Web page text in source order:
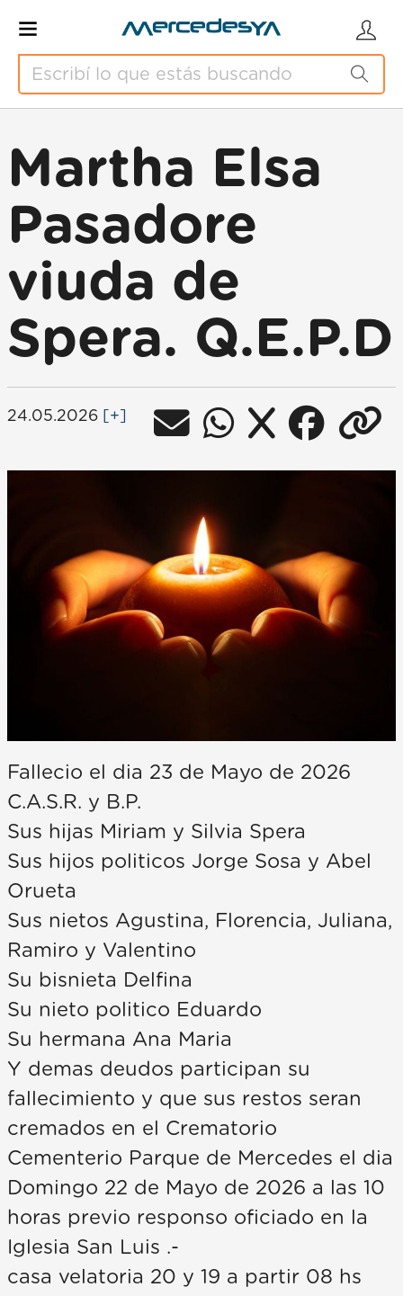
Martha Elsa
Pasadore
viuda de
Spera. Q.E.P.D
24.05.2026 [+]
Fallecio el dia 23 de Mayo de 2026
C.A.S.R. y B.P.
Sus hijas Miriam y Silvia Spera
Sus hijos politicos Jorge Sosa y Abel
Orueta
Sus nietos Agustina, Florencia, Juliana,
Ramiro y Valentino
Su bisnieta Delfina
Su nieto politico Eduardo
Su hermana Ana Maria
Y demas deudos participan su
fallecimiento y que sus restos seran
cremados en el Crematorio
Cementerio Parque de Mercedes el dia
Domingo 22 de Mayo de 2026 a las 10
horas previo responso oficiado en la
Iglesia San Luis .-
casa velatoria 20 y 19 a partir 08 hs